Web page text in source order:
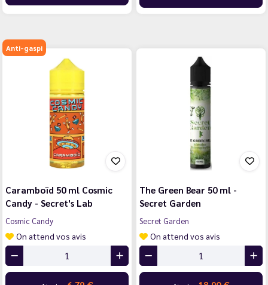
Anti-gaspi
Caramboïd 50 ml Cosmic
Candy - Secret's Lab
Cosmic Candy
On attend vos avis
The Green Bear 50 ml -
Secret Garden
Secret Garden
On attend vos avis